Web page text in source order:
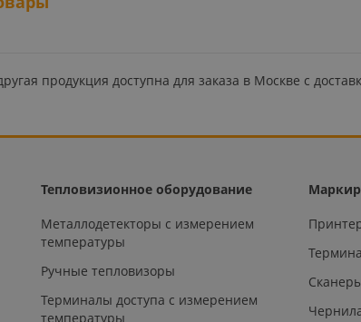
продукция доступна для заказа в Москве с
Тепловизионное оборудование
Металлодетекторы с измерением
температуры
Ручные тепловизоры
Терминалы доступа с измерением
температуры